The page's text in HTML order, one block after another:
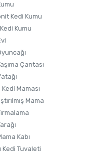
Kedi Kumu
Kumu
Çantası
Maması
Mama
Kabı
Kedi Tuvaleti